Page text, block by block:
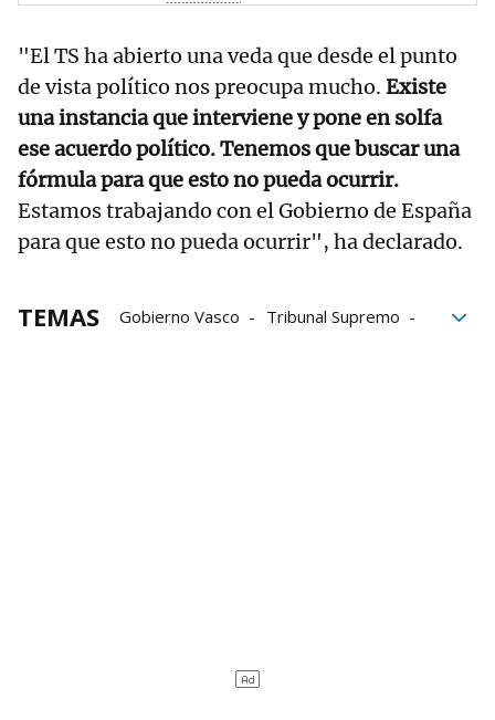
"El TS ha abierto una veda que desde el punto
de vista político nos preocupa mucho. Existe
una instancia que interviene y pone en solfa
ese acuerdo político. Tenemos que buscar una
fórmula para que esto no pueda ocurrir.
Estamos trabajando con el Gobierno de España
para que esto no pueda ocurrir", ha declarado.
TEMAS Gobierno Vasco
Tribunal Supremo